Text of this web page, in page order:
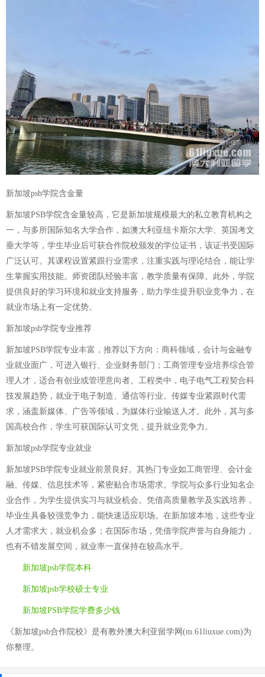
新加坡psb学院含金量
新加坡PSB学院含金量较高，它是新加坡规模最大的私立教育机构之
一，与多所国际知名大学合作，如澳大利亚纽卡斯尔大学、英国考文
垂大学等，学生毕业后可获合作院校颁发的学位证书，该证书受国际
广泛认可。其课程设置紧跟行业需求，注重实践与理论结合，能让学
生掌握实用技能。师资团队经验丰富，教学质量有保障。此外，学院
提供良好的学习环境和就业支持服务，助力学生提升职业竞争力，在
就业市场上有一定优势。
新加坡psb学院专业推荐
新加坡PSB学院专业丰富，推荐以下方向：商科领域，会计与金融专
业就业面广，可进入银行、企业财务部门；工商管理专业培养综合管
理人才，适合有创业或管理意向者。工程类中，电子电气工程契合科
技发展趋势，就业于电子制造、通信等行业。传媒专业紧跟时代需
求，涵盖新媒体、广告等领域，为媒体行业输送人才。此外，其与多
国高校合作，学生可获国际认可文凭，提升就业竞争力。
新加坡psb学院专业就业
新加坡PSB学院专业就业前景良好。其热门专业如工商管理、会计金
融、传媒、信息技术等，紧密贴合市场需求。学院与众多行业知名企
业合作，为学生提供实习与就业机会。凭借高质量教学及实践培养，
毕业生具备较强竞争力，能快速适应职场。在新加坡本地，这些专业
人才需求大，就业机会多；在国际市场，凭借学院声誉与自身能力，
也有不错发展空间，就业率一直保持在较高水平。
新加坡psb学院本科
新加坡psb学校硕士专业
新加坡PSB学院学费多少钱
《新加坡psb合作院校》是有教外澳大利亚留学网(m.61liuxue.com)为
你整理。